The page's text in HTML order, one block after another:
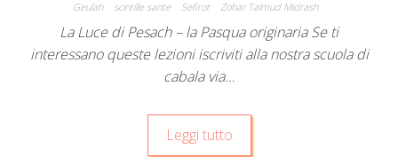
Geulah
scintille sante Sefirot Zohar Talmud Midrash
La Luce di Pesach – la Pasqua originaria Se ti
interessano queste lezioni iscriviti alla nostra scuola di
cabala via…
Leggi tutto